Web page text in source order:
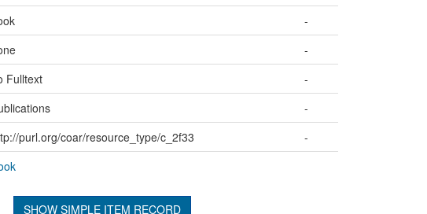
-
-
Fulltext
-
-
purl.org/coar/resource_type/c_2f33
-
SHOW SIMPLE ITEM RECORD